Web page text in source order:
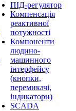
ПІД-регулятор
Компенсація
реактивної
потужності
Компоненти
людино-
машинного
інтерфейсу
(кнопки,
перемикачі,
індикатори)
SCADA